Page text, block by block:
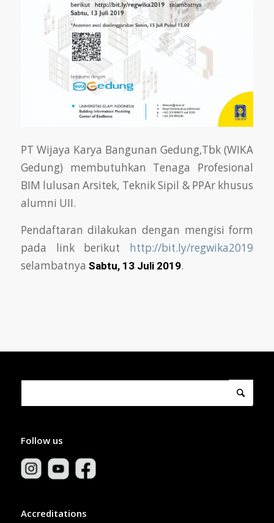
PT Wijaya Karya Bangunan Gedung,Tbk (WIKA
Gedung) membutuhkan Tenaga Profesional
BIM lulusan Arsitek, Teknik Sipil & PPAr khusus
alumni UII.
Pendaftaran dilakukan dengan mengisi form
pada link berikut http://bit.ly/regwika2019
selambatnya Sabtu, 13 Juli 2019.
Follow us
Accreditations